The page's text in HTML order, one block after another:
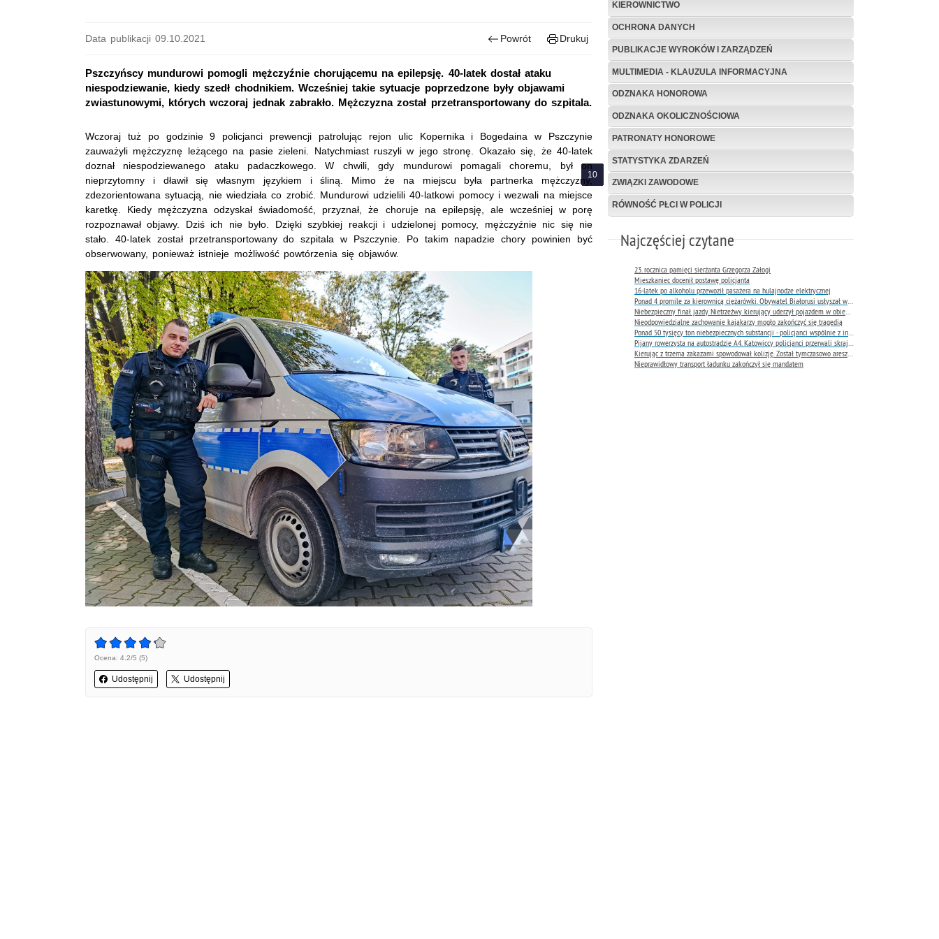
KIEROWNICTWO
OCHRONA DANYCH
PUBLIKACJE WYROKÓW I ZARZĄDZEŃ
MULTIMEDIA - KLAUZULA INFORMACYJNA
ODZNAKA HONOROWA
ODZNAKA OKOLICZNOŚCIOWA
PATRONATY HONOROWE
STATYSTYKA ZDARZEŃ
ZWIĄZKI ZAWODOWE
RÓWNOŚĆ PŁCI W POLICJI
Najczęściej czytane
23. rocznica pamięci sierżanta Grzegorza Załogi
Mieszkaniec docenił postawę policjanta
16-latek po alkoholu przewoził pasażera na hulajnodze elektrycznej
Nieodpowiedzialne zachowanie kajakarzy mogło zakończyć się tragedią
Nieprawidłowy transport ładunku zakończył się mandatem
Data publikacji 09.10.2021 Powrót Drukuj
Pszczyńscy mundurowi pomogli mężczyźnie chorującemu na epilepsję. 40-latek dostał ataku
niespodziewanie, kiedy szedł chodnikiem. Wcześniej takie sytuacje poprzedzone były objawami
zwiastunowymi, których wczoraj jednak zabrakło. Mężczyzna został przetransportowany do szpitala.
Wczoraj tuż po godzinie 9 policjanci prewencji patrolując rejon ulic Kopernika i Bogedaina w Pszczynie
zauważyli mężczyznę leżącego na pasie zieleni. Natychmiast ruszyli w jego stronę. Okazało się, że 40-latek
doznał niespodziewanego ataku padaczkowego. W chwili, gdy mundurowi pomagali choremu, był on
nieprzytomny i dławił się własnym językiem i śliną. Mimo że na miejscu była partnerka mężczyzny,
zdezorientowana sytuacją, nie wiedziała co zrobić. Mundurowi udzielili 40-latkowi pomocy i wezwali na miejsce
karetkę. Kiedy mężczyzna odzyskał świadomość, przyznał, że choruje na epilepsję, ale wcześniej w porę
rozpoznawał objawy. Dziś ich nie było. Dzięki szybkiej reakcji i udzielonej pomocy, mężczyźnie nic się nie
stało. 40-latek został przetransportowany do szpitala w Pszczynie. Po takim napadzie chory powinien być
obserwowany, ponieważ istnieje możliwość powtórzenia się objawów.
Ocena: 4.2/5 (5)
Udostępnij Udostępnij